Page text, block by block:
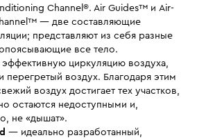
Channel®. Air Guides™ и Air-
— две составляющие
представляют из себя разные
все тело.
циркуляцию воздуха,
перегретый воздух. Благодаря этим
воздух достигает тех участков,
остаются недоступными и,
не «дышат».
— идеально разработанный,